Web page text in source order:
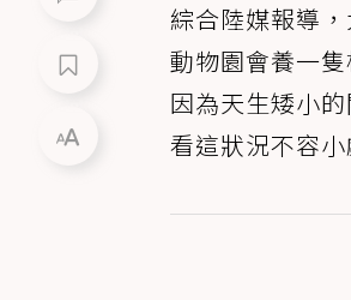
綜合陸媒報導
動物園會養一
因為天生矮小
看這狀況不容